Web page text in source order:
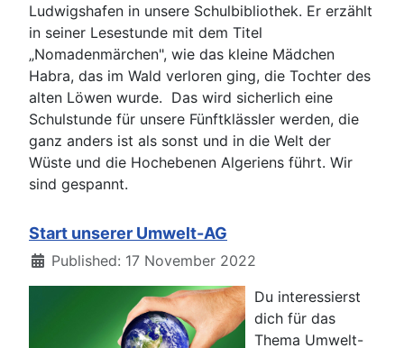
Ludwigshafen in unsere Schulbibliothek. Er erzählt
in seiner Lesestunde mit dem Titel
„Nomadenmärchen", wie das kleine Mädchen
Habra, das im Wald verloren ging, die Tochter des
alten Löwen wurde. Das wird sicherlich eine
Schulstunde für unsere Fünftklässler werden, die
ganz anders ist als sonst und in die Welt der
Wüste und die Hochebenen Algeriens führt. Wir
sind gespannt.
Start unserer Umwelt-AG
DetailsPublished: 17 November 2022
Du interessierst
dich für das
Thema Umwelt-